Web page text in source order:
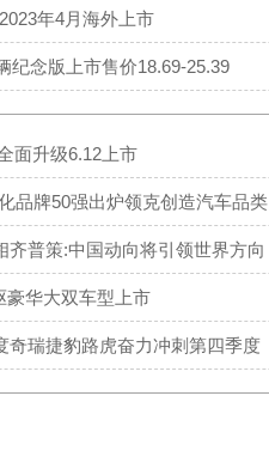
年4月海外上市
纪念版上市售价18.69-25.39
面升级6.12上市
品牌50强出炉领克创造汽车品类
齐普策:中国动向将引领世界方向
豪华大双车型上市
奇瑞捷豹路虎奋力冲刺第四季度